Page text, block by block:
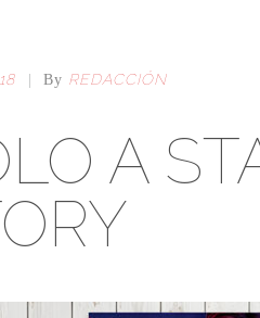
By REDACCIÓN
A